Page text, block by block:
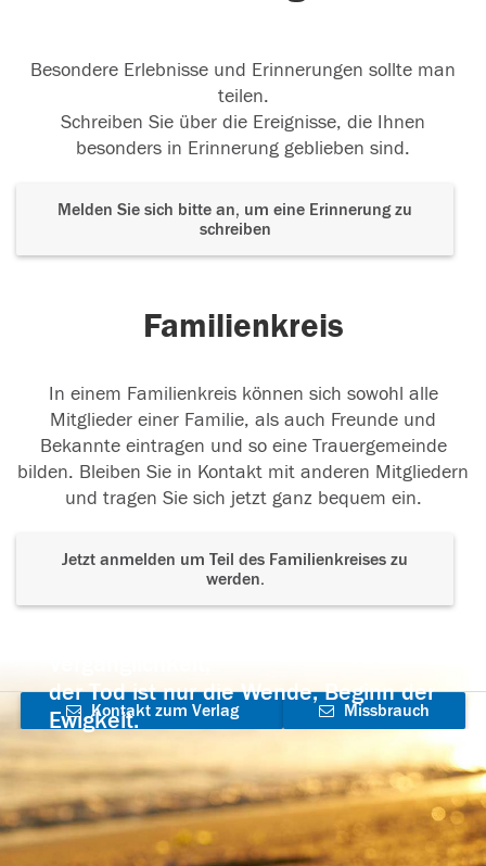
Besondere Erlebnisse und Erinnerungen sollte man
teilen.
Schreiben Sie über die Ereignisse, die Ihnen
besonders in Erinnerung geblieben sind.
Melden Sie sich bitte an, um eine Erinnerung zu
schreiben
Familienkreis
In einem Familienkreis können sich sowohl alle
Mitglieder einer Familie, als auch Freunde und
Bekannte eintragen und so eine Trauergemeinde
bilden. Bleiben Sie in Kontakt mit anderen Mitgliedern
und tragen Sie sich jetzt ganz bequem ein.
Jetzt anmelden um Teil des Familienkreises zu
werden.
der Tod ist nur die Wende, Beginn der
Ewigkeit.
Kontakt zum Verlag
aufnehmen
Missbrauch